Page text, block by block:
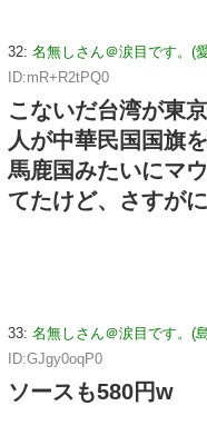
32: 名無しさん＠涙目です。(
ID:mR+R2tPQ0
こないだ台湾が東
人が中華民国国旗
馬鹿国みたいにマ
てたけど、さすが
33: 名無しさん＠涙目です。(
ID:GJgy0oqP0
ソースも580円w